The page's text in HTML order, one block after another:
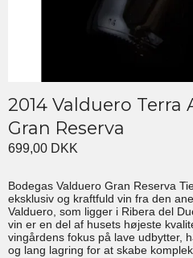
2014 Valduero Terra
Gran Reserva
699,00 DKK
Bodegas Valduero Gran Reserva
eksklusiv og kraftfuld vin fra den
Valduero, som ligger i Ribera del
vin er en del af husets højeste
vingårdens fokus på lave udbytter,
og lang lagring for at skabe